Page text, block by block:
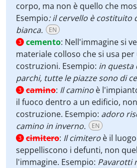
corpo, ma non è quello che
Esempio: il cervello è costituito
bianca.
EN
3 cemento: Nell'immagine si
materiale colloso che si usa
costruzioni. Esempio: in questa
parchi, tutte le piazze sono di
3 camino: Il camino è
il fuoco dentro a un edificio,
costruzione. Esempio: adoro
camino in inverno.
EN
3 cimitero: Il cimitero è il
seppelliscono i defunti, non
l'immagine. Esempio: Pavarotti